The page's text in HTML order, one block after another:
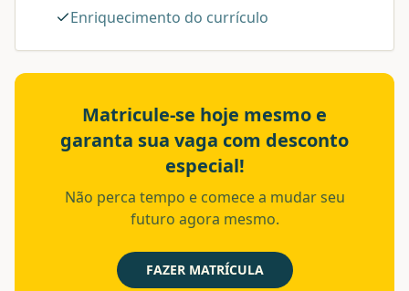
Enriquecimento do currículo
Matricule-se hoje mesmo e
garanta sua vaga com desconto
especial!
Não perca tempo e comece a mudar seu
futuro agora mesmo.
FAZER MATRÍCULA